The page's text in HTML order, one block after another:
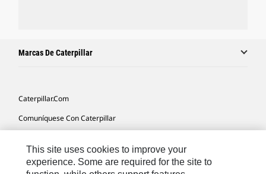
Marcas De Caterpillar
Caterpillar.com
Comuníquese Con Caterpillar
Mapa Del Sitio
This site uses cookies to improve your
experience. Some are required for the site to